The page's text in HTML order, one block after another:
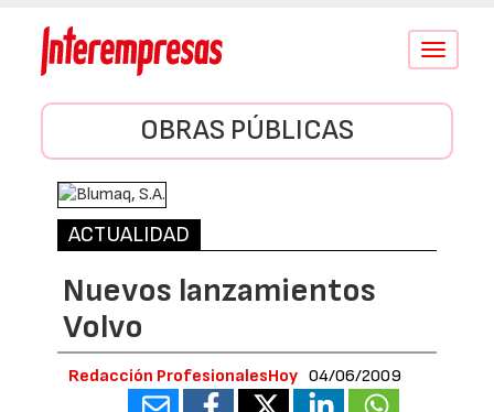
Conmutar
OBRAS PÚBLICAS
ACTUALIDAD
Nuevos lanzamientos
Volvo
Redacción ProfesionalesHoy 04/06/2009